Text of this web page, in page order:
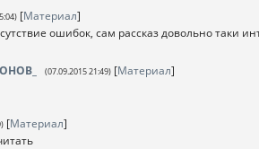
[Материал]
ошибок, сам рассказ довольно таки
(07.09.2015 21:49) [Материал]
[Материал]